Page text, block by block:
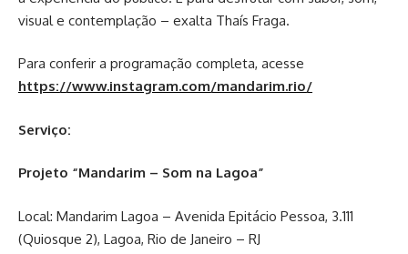
visual e contemplação – exalta Thaís Fraga.
Para conferir a programação completa, acesse
https://www.instagram.com/mandarim.rio/
Serviço:
Projeto “Mandarim – Som na Lagoa”
Local: Mandarim Lagoa – Avenida Epitácio Pessoa, 3.111
(Quiosque 2), Lagoa, Rio de Janeiro – RJ